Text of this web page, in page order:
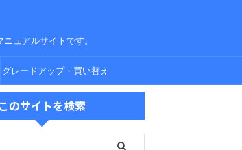
ュアルサイトです。
グレードアップ・買い替え
このサイトを検索